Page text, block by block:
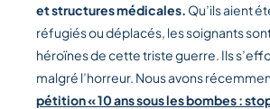
et structures médicales. Qu’ils aient
réfugiés ou déplacés, les soignants
héroïnes de cette triste guerre. Ils
malgré l’horreur. Nous avons
pétition « 10 ans sous les bombes :